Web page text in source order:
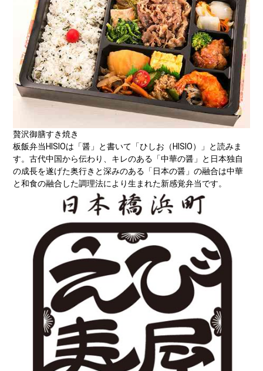
贅沢御膳すき焼き
板飯弁当HISIOは「醤」と書いて「ひしお（HISIO）」と読みま
す。古代中国から伝わり、キレのある「中華の醤」と日本独自
の成長を遂げた奥行きと深みのある「日本の醤」の融合は中華
と和食の融合した調理法により生まれた新感覚弁当です。